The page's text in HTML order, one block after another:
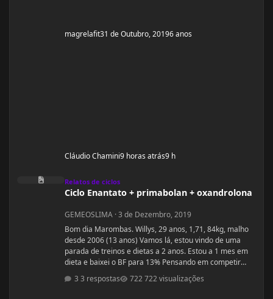
magrelafit31 de Outubro, 20196 anos
Cláudio Chamini9 horas atrás9 h
Ciclo Enantato + primabolan + oxandrolona
Relatos de ciclos
Ciclo Enantato + primabolan + oxandrolona
GEMEOSLIMA ·3 de Dezembro, 2019
Bom dia Marombas. Willys, 29 anos, 1,71, 84kg, malho
desde 2006 (13 anos) Vamos lá, estou vindo de uma
parada de treinos e dietas a 2 anos. Estou a 1 mes em
dieta e baixei o BF para 13% Pensando em competir
estreantes ano que vem se tudo ocorrer bem até abril.
(Secar e corrigir os pontos fracos) Anexo, os exames
3 respostas 722 visualizações